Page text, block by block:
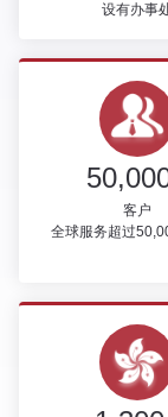
设有办事
客户
全球服务超过